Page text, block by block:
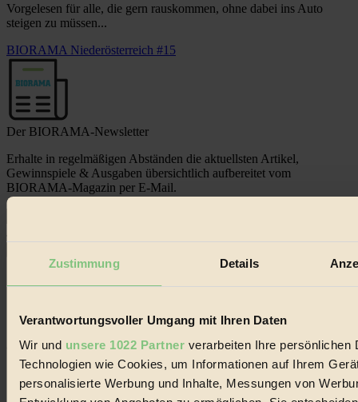
Zustimmung Details
Verantwortungsvoller Umgang mit Ihren Daten
Wir und unsere 1022 Partnerverarbeiten Ihre persönlichen
Technologien wie Cookies, um Informationen auf Ihrem
personalisierte Werbung und Inhalte, Messungen von
Vorgelesen für alle, die gern rauskommen, ohne dabei ins Auto
steigen zu müssen...
BIORAMA Niederösterreich #15
Der BIORAMA-Newsletter
Erhalte in regelmäßigen Abständen die aktuellsten Artikel,
Gewinnspiele & Ausgaben übersichtlich aufbereitet vom
BIORAMA-Magazin per E-Mail.
© 2026 Biorama GmbH
Impressum & Disclaimer
Datenschutz